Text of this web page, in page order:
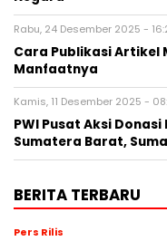
Rabu, 24 Desember 2025 -
Cara Publikasi Artikel
Manfaatnya
Kamis, 11 Desember 2025 -
PWI Pusat Aksi
Sumatera Barat,
BERITA TERBARU
Pers Rilis